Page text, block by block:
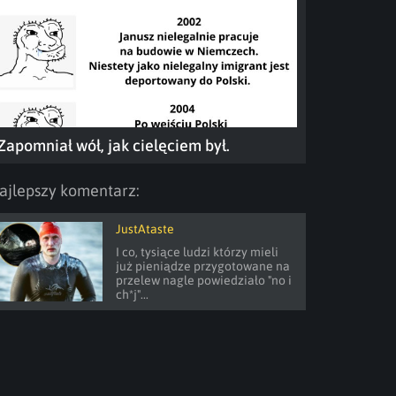
wół, jak cielęciem był.
komentarz:
JustAtaste
I co, tysiące ludzi którzy mieli
już pieniądze przygotowane na
przelew nagle powiedziało "no i
ch*j"...